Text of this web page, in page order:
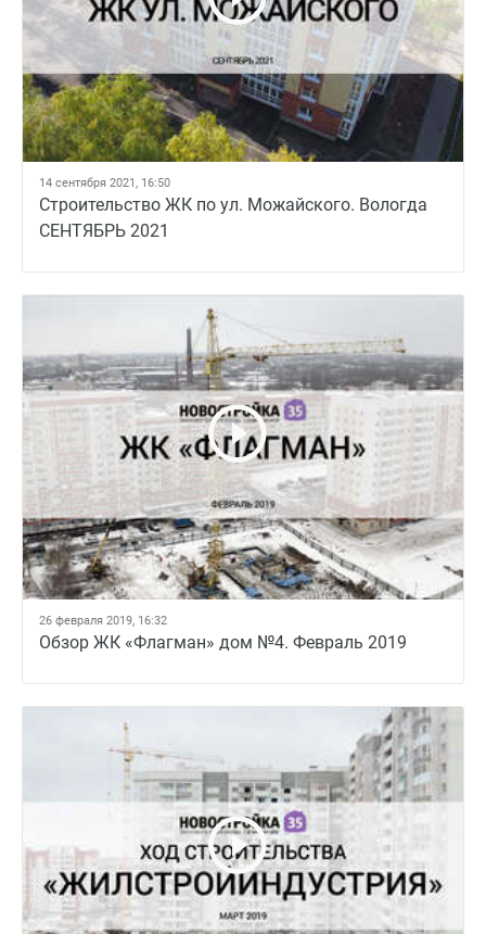
14 сентября 2021, 16:50
Строительство ЖК по ул. Можайского. Вологда
СЕНТЯБРЬ 2021
26 февраля 2019, 16:32
Обзор ЖК «Флагман» дом №4. Февраль 2019